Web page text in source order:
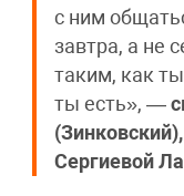
с ним
завтра, а не
таким, как
ты есть», —
Сергиевой